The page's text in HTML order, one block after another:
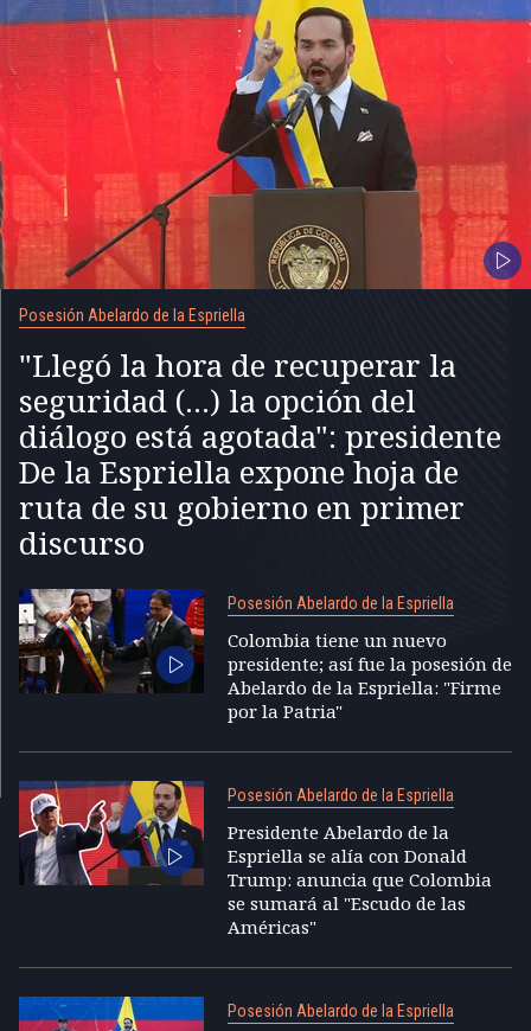
Posesión Abelardo de la Espriella
"Llegó la hora de recuperar la
seguridad (...) la opción del
diálogo está agotada": presidente
De la Espriella expone hoja de
ruta de su gobierno en primer
discurso
Posesión Abelardo de la Espriella
Colombia tiene un nuevo
presidente; así fue la posesión de
Abelardo de la Espriella: "Firme
por la Patria"
Posesión Abelardo de la Espriella
Presidente Abelardo de la
Espriella se alía con Donald
Trump: anuncia que Colombia
se sumará al "Escudo de las
Américas"
Posesión Abelardo de la Espriella